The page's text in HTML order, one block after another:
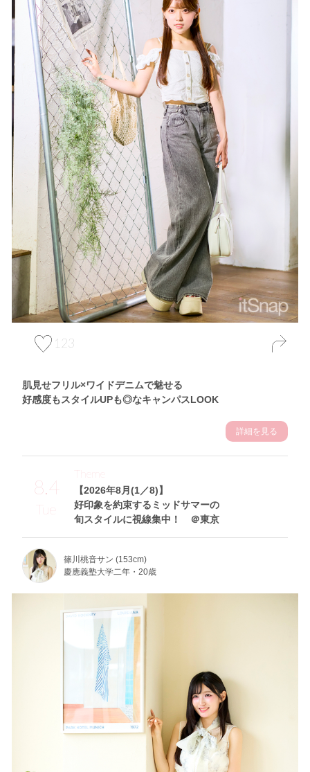
123
肌見せフリル×ワイドデニムで魅せる
好感度もスタイルUPも◎なキャンパスLOOK
詳細を見る
8.4
Tue
【2026年8月(1／8)】
好印象を約束するミッドサマーの
旬スタイルに視線集中！ ＠東京
Theme
篠川桃音サン (153cm)
慶應義塾大学二年・20歳